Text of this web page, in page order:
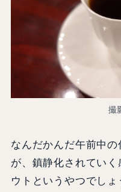
撮
なんだかんだ午前中
が、鎮静化されてい
ウトというやつでしょ